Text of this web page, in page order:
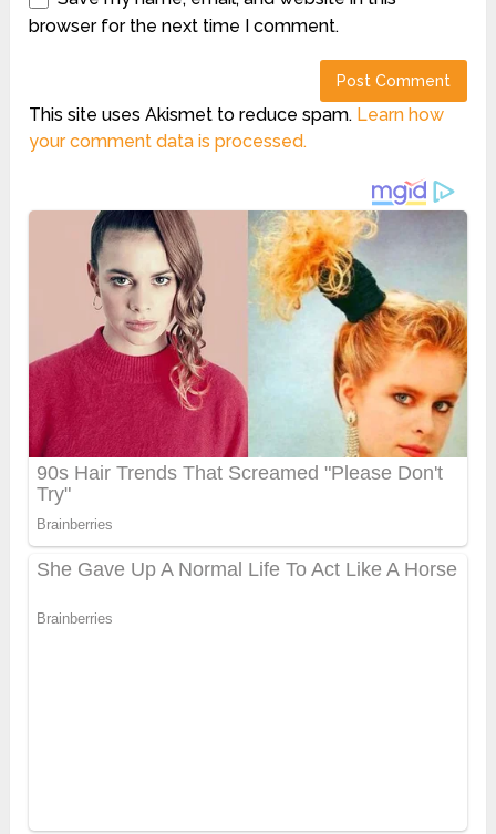
browser for the next time I comment.
This site uses Akismet to reduce spam. Learn how
your comment data is processed.